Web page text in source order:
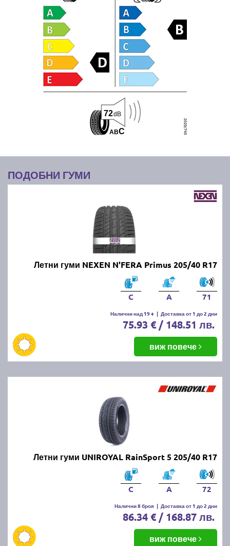
ABC
72dB
ПОДОБНИ ГУМИ
Летни гуми NEXEN N'FERA Primus 205/40 R17
C A 71
Налични над 19 + | Доставка от 1 до 2 дни
75.93 € / 148.51 лв.
виж повече
Летни гуми UNIROYAL RainSport 5 205/40 R17
C A 72
Налични 8 броя | Доставка от 1 до 2 дни
86.34 € / 168.87 лв.
виж повече